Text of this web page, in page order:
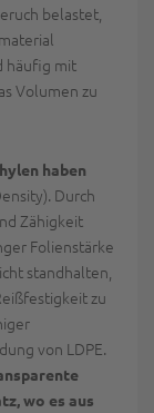
belastet,
häufig mit
Volumen zu
haben
Durch
Zähigkeit
Folienstärke
standhalten,
zu
von LDPE.
wo es aus